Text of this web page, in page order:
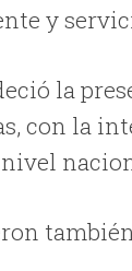
y
la
con la